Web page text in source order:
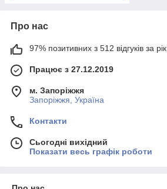
Про нас
97% позитивних з 512 відгуків за рік
Працює з 27.12.2019
м. Запоріжжя
Запоріжжя, Україна
Контакти
Сьогодні вихідний
Показати весь графік роботи